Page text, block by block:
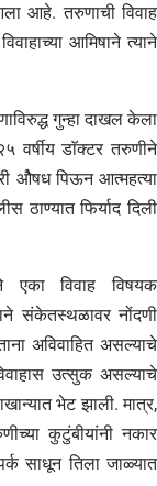
आहे. तरुणाची विवाह
आमिषाने त्याने
गुन्हा दाखल केला
डाॅक्टर तरुणीने
ओैषध पिऊन आत्महत्या
ठाण्यात फिर्याद दिली
एका विवाह विषयक
संकेतस्थळावर नोंदणी
अविवाहित असल्याचे
उत्सुक असल्याचे
भेट झाली. मात्र,
कुटुंबीयांनी नकार
साधून तिला जाळ्यात